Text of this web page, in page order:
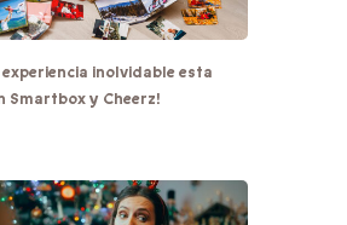
experiencia inolvidable esta
Smartbox y Cheerz!